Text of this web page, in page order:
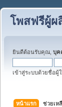
โพสฟรีผู้ผ
ยินดีต้อนรับคุณ, บุค
เข้าสู่ระบบด้วยชื่อผู้
หน้าแรก ช่วยเห